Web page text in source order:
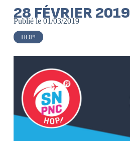
28 FÉVRIER 2019
Publié le 01/03/2019
HOP!